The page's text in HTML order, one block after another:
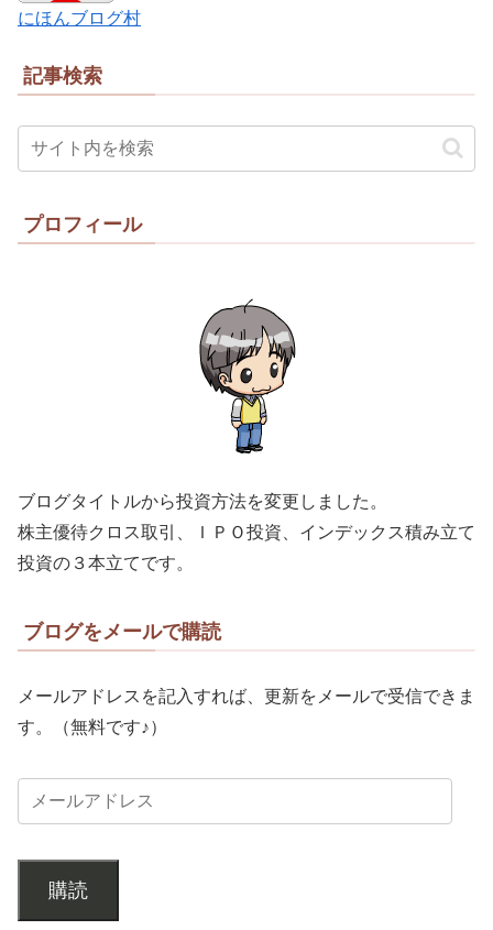
にほんブログ村
記事検索
プロフィール
ブログタイトルから投資方法を変更しました。
株主優待クロス取引、ＩＰＯ投資、インデックス積み立て
投資の３本立てです。
ブログをメールで購読
メールアドレスを記入すれば、更新をメールで受信できま
す。（無料です♪）
購読